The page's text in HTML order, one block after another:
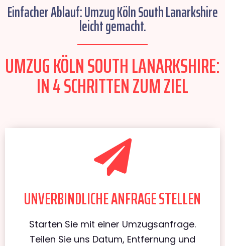
Einfacher Ablauf: Umzug Köln South Lanarkshire
leicht gemacht.
UMZUG KÖLN SOUTH LANARKSHIRE:
IN 4 SCHRITTEN ZUM ZIEL
UNVERBINDLICHE ANFRAGE STELLEN
Starten Sie mit einer Umzugsanfrage.
Teilen Sie uns Datum, Entfernung und